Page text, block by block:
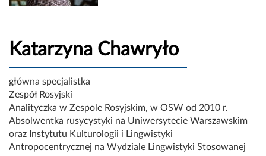
Katarzyna Chawryło
główna specjalistka
Zespół Rosyjski
Analityczka w Zespole Rosyjskim, w OSW od 2010 r.
Absolwentka rusycystyki na Uniwersytecie Warszawskim
oraz Instytutu Kulturologii i Lingwistyki
Antropocentrycznej na Wydziale Lingwistyki Stosowanej